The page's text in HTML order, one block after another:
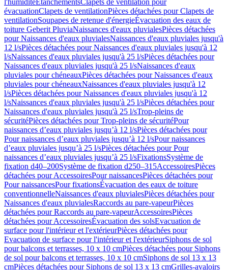
l'humiditéEtanchementsClapets de ventilation pour
évacuationClapets de ventilationPièces détachées pour Clapets de
ventilationSoupapes de retenue d'énergieÉvacuation des eaux de
toiture Geberit PluviaNaissances d'eaux pluvialesPièces détachées
pour Naissances d'eaux pluvialesNaissances d'eaux pluviales jusqu'à
12 l/sPièces détachées pour Naissances d'eaux pluviales jusqu'à 12
l/sNaissances d'eaux pluviales jusqu'à 25 l/sPièces détachées pour
Naissances d'eaux pluviales jusqu'à 25 l/sNaissances d'eaux
pluviales pour chéneauxPièces détachées pour Naissances d'eaux
pluviales pour chéneauxNaissances d'eaux pluviales jusqu'à 12
l/sPièces détachées pour Naissances d'eaux pluviales jusqu'à 12
l/sNaissances d'eaux pluviales jusqu'à 25 l/sPièces détachées pour
Naissances d'eaux pluviales jusqu'à 25 l/sTrop-pleins de
sécuritéPièces détachées pour Trop-pleins de sécuritéPour
naissances d’eaux pluviales jusqu’à 12 l/sPièces détachées pour
Pour naissances d’eaux pluviales jusqu’à 12 l/sPour naissances
d’eaux pluviales jusqu’à 25 l/sPièces détachées pour Pour
naissances d’eaux pluviales jusqu’à 25 l/sFixationsSystème de
fixation d40–200Système de fixation d250–315AccessoiresPièces
détachées pour AccessoiresPour naissancesPièces détachées pour
Pour naissancesPour fixationsÉvacuation des eaux de toiture
conventionnelleNaissances d'eaux pluvialesPièces détachées pour
Naissances d'eaux pluvialesRaccords au pare-vapeurPièces
détachées pour Raccords au pare-vapeurAccessoiresPièces
détachées pour AccessoiresÉvacuation des solsEvacuation de
surface pour l'intérieur et l'extérieurPièces détachées pour
Evacuation de surface pour l'intérieur et l'extérieurSiphons de sol
pour balcons et terrasses, 10 x 10 cmPièces détachées pour Siphons
de sol pour balcons et terrasses, 10 x 10 cmSiphons de sol 13 x 13
cmPièces détachées pour Siphons de sol 13 x 13 cmGrilles-avaloirs